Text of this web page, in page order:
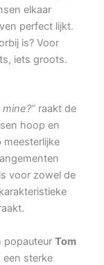
elkaar
perfect lijkt.
is? Voor
iets groots.
raakt de
hoop en
meesterlijke
voor zowel de
popauteurTom
een sterke